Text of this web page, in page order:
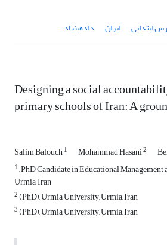
ابتدایی ایران داده‌بنیاد
Designing a social
primary schools of Iran: A
Salim Balouch1 Mohammad Hasani2
1, PhD Candidate in Educational
Urmia, Iran
2(PhD), Urmia University, Urmia, Iran
3(PhD), Urmia University, Urmia, Iran